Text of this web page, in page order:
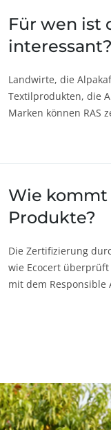
Innovation mit
Kosmetik
Textil
Für wen ist
interessant?
Landwirte, die
Textilprodukten, die
Marken können RAS
Wie kommt
Produkte?
Die Zertifizierung
wie Ecocert
mit dem Responsible